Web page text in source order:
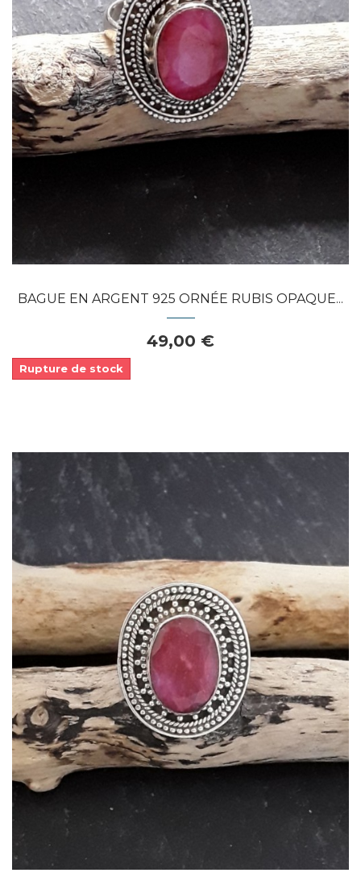
Dans mon panier
APERÇU RAPIDE
BAGUE EN ARGENT 925 ORNÉE RUBIS OPAQUE...
49,00 €
Rupture de stock
Dans mon panier
APERÇU RAPIDE